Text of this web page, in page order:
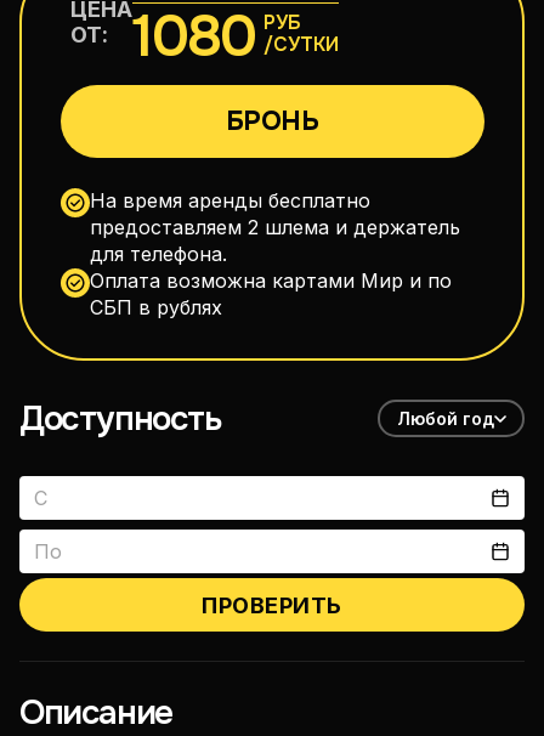
110–160 см³
Макси-скутеры
300–750 см³
Дорожные мотоциклы
150–400 см³
Эндуро
150–300 см³
vitals1979@gmail.com
+66 88 398 7300
Доступность Любой год
ПРОВЕРИТЬ
Описание
ЦЕНА
ОТ:
1080 РУБ
/СУТКИ
БРОНЬ
На время аренды бесплатно
предоставляем 2 шлема и держатель
для телефона.
Оплата возможна картами Мир и по
СБП в рублях